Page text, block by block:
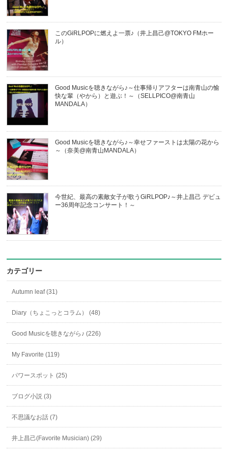
このGiRLPOPに燃えよ一票♪（井上昌己@TOKYO FMホー
ル）
Good Musicを聴きながら♪～仕事帰りアフターは南青山の愉
快な輩（やから）と遊ぶ！～（SELLPICO@南青山
MANDALA）
Good Musicを聴きながら♪～幸せファーストは太陽の花から
～（奈美@南青山MANDALA）
今世紀、最高の素敵女子が歌うGiRLPOP♪～井上昌己 デビュ
ー36周年記念コンサート！～
カテゴリー
Autumn leaf (31)
Diary（ちょこっとコラム） (48)
Good Musicを聴きながら♪ (226)
My Favorite (119)
パワースポット (25)
ブログ小説 (3)
不思議なお話 (7)
井上昌己(Favorite Musician) (29)